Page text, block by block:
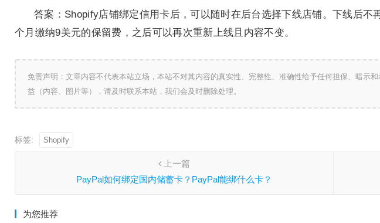
答案：Shopify店铺绑定信用卡后，可以随时在后台选择下线店铺。下线后
个月缴纳9美元的保留费，之后可以再次重新上线且内容不变。
免责声明：文章内容不代表本站立场，本站不对其内容的真实性、完整性、准确性给予任何担保、暗示
益（内容、图片等），请及时联系本站，我们会及时删除处理。
标签: Shopify
上一篇
PayPal如何绑定国内储蓄卡？PayPal能绑什么卡？
为您推荐